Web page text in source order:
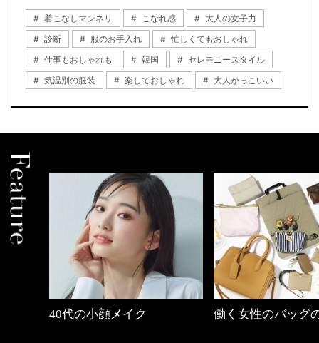
着こなしマンネリ こなれ感
大人の女子力
診断
服のお手入れ
忙しくてもおしゃれ
仕事もおしゃれも
韓国
セレモニースタイル
気温別の服装
楽しておしゃれ 大人かっこいい
40代の小顔メイク 働く女性のバッグ